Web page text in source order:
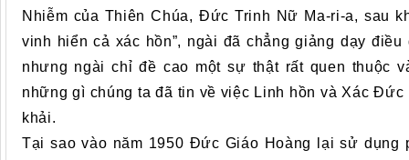
Nhiễm của Thiên Chúa, Đức Trinh Nữ Ma-ri-a, sau
vinh hiển cả xác hồn”, ngài đã chẳng giảng dạy
nhưng ngài chỉ đề cao một sự thật rất quen thuộc
những gì chúng ta đã tin về việc Linh hồn và Xác
khải.
Tại sao vào năm 1950 Đức Giáo Hoàng lại sử